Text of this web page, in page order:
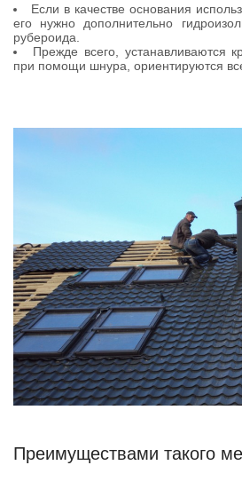
Если в качестве основания
его нужно дополнительно
рубероида.
Прежде всего, устанавливаются
при помощи шнура, ориентируются
Преимуществами такого